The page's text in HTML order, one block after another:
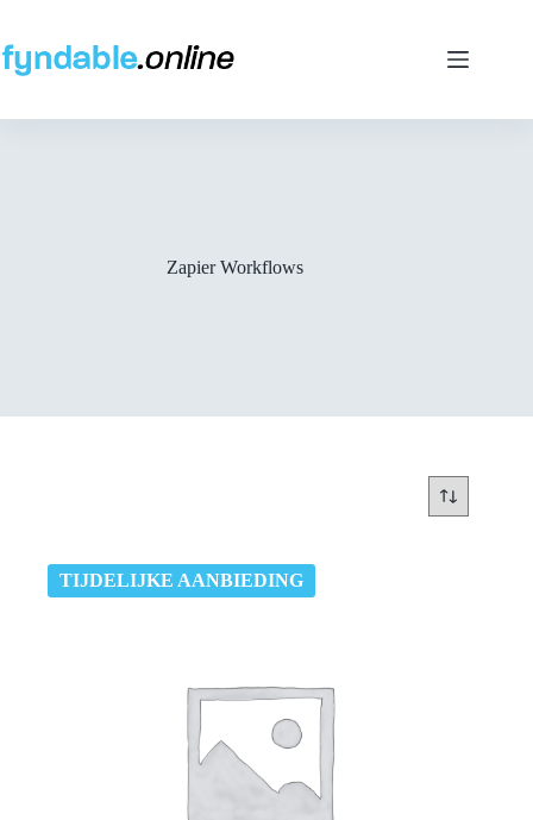
de
inhoud
Zapier Workflows
TIJDELIJKE AANBIEDING